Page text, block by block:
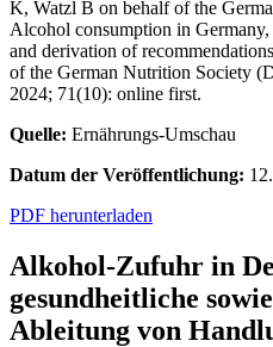
K, Watzl B on behalf of the
Alcohol consumption in Germany,
and derivation of
of the German Nutrition Society
2024; 71(10): online first.
Quelle: Ernährungs-Umschau
Datum der Veröffentlichung:
PDF herunterladen
Alkohol-Zufuhr in
gesundheitliche
Ableitung von